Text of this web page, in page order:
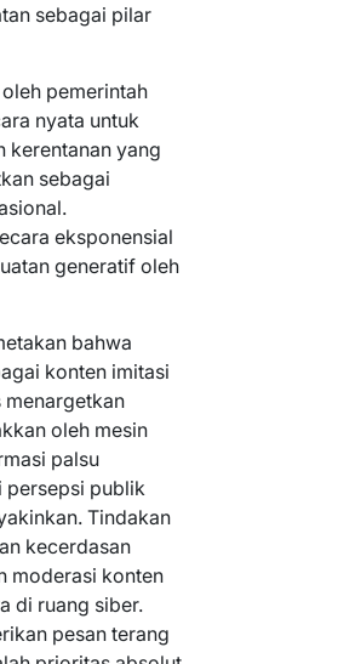
sebagai pilar
pemerintah
nyata untuk
kerentanan yang
sebagai
eksponensial
generatif oleh
bahwa
konten imitasi
menargetkan
oleh mesin
palsu
persepsi publik
Tindakan
kecerdasan
moderasi konten
di ruang siber.
pesan terang